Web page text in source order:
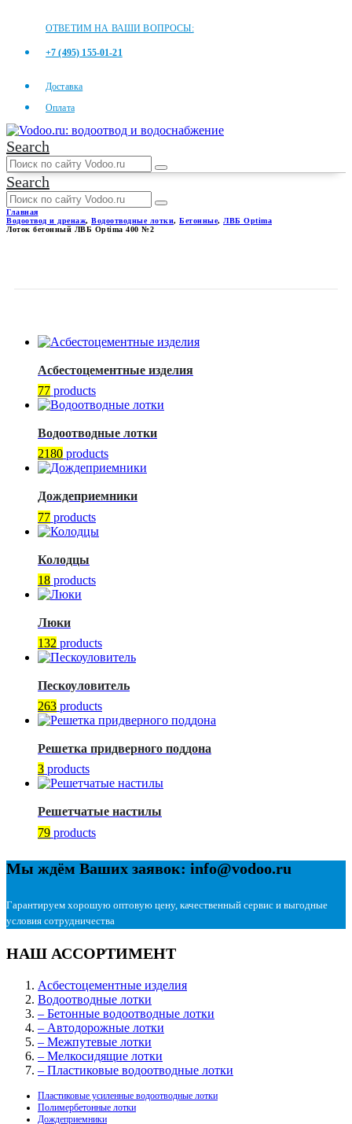
ОТВЕТИМ НА ВАШИ ВОПРОСЫ:
+7 (495) 155-01-21
Доставка
Оплата
Search
Search
Главная
Водоотвод и дренаж, Водоотводные лотки, Бетонные, ЛВБ Optima
Лоток бетонный ЛВБ Optima 400 №2
Асбестоцементные изделия
77 products
Водоотводные лотки
2180 products
Дождеприемники
77 products
Колодцы
18 products
Люки
132 products
Пескоуловитель
263 products
Решетка придверного поддона
3 products
Решетчатые настилы
79 products
Мы ждём Ваших заявок: info@vodoo.ru
Гарантируем хорошую оптовую цену, качественный сервис и выгодные
условия сотрудничества
НАШ АССОРТИМЕНТ
Асбестоцементные изделия
Водоотводные лотки
– Бетонные водоотводные лотки
– Автодорожные лотки
– Межпутевые лотки
– Мелкосидящие лотки
– Пластиковые водоотводные лотки
Пластиковые усиленные водоотводные лотки
Полимербетонные лотки
Дождеприемники